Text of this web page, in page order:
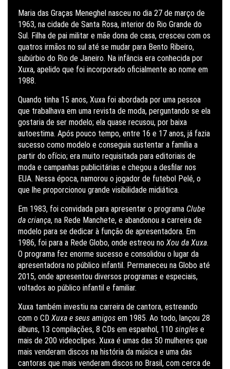
Maria das Graças Meneghel nasceu no dia 27 de março de
1963, na cidade de Santa Rosa, interior do Rio Grande do
Sul. Filha de pai militar e mãe dona de casa, cresceu com os
quatros irmãos no sul até se mudar para Bento Ribeiro,
subúrbio do Rio de Janeiro. Na infância era conhecida por
Xuxa, apelido que foi incorporado oficialmente ao nome em
1988.
Quando tinha 15 anos, Xuxa foi abordada por uma pessoa
que trabalhava em uma revista de moda, perguntando se ela
gostaria de ser modelo; ela quase recusou, por baixa
autoestima. Após pouco tempo, entre 16 e 17 anos, já fazia
sucesso como modelo e conseguia sustentar a família a
partir do ofício; era muito requisitada para editoriais de
moda e campanhas publicitárias e chegou a desfilar nos
EUA. Nessa época, namorou o jogador de futebol Pelé, o
que lhe proporcionou grande visibilidade midiática.
Em 1983, foi convidada para apresentar o programa Clube
da criança, na Rede Manchete, e abandonou a carreira de
modelo para se dedicar à função de apresentadora. Em
1986, foi para a Rede Globo, onde estreou no Xou da Xuxa.
O programa fez enorme sucesso e consolidou o lugar da
apresentadora no público infantil. Permaneceu na Globo até
2015, onde apresentou diversos programas e especiais,
voltados ao público infantil e familiar.
Xuxa também investiu na carreira de cantora, estreando
com o CD Xuxa e seus amigos em 1985. Ao todo, lançou 28
álbuns, 13 compilações, 8 CDs em espanhol, 110 singles e
mais de 200 videoclipes. Xuxa é umas das 50 mulheres que
mais venderam discos na história da música e uma das
cantoras que mais venderam discos no Brasil, com cerca de